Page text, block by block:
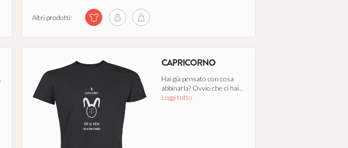
Altri prodotti:
CAPRICORNO
Hai già pensato con cosa
abbinarla? Ovvio che ci hai...
Leggi tutto